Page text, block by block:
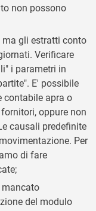
non possono
ma gli estratti conto
Verificare
i parametri in
E' possibile
contabile apra o
oppure non
causali predefinite
Per
di fare
mancato
del modulo